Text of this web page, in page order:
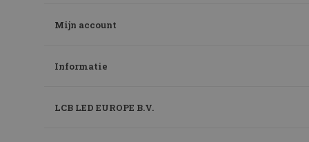
Mijn account
Informatie
LCB LED EUROPE B.V.